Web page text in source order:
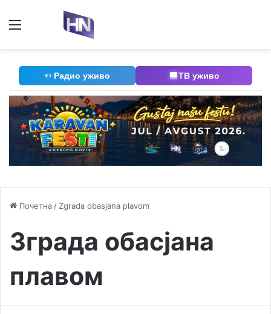
Радио уживо ТВ уживо
Почетна / Zgrada obasjana plavom
Зграда обасјана
плавом